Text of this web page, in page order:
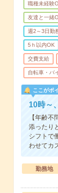
職種未経験
友達と一緒
週2～3日勤
5ｈ以内OK
交費支給
自転車・バ
ここがポ
10時～
【年齢
添ったり
シフトで
わせてカ
勤務地